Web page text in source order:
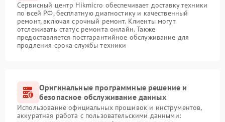
Сервисный центр Hikmicro обеспечивает доставку техники
по всей РФ, бесплатную диагностику и качественный
ремонт, включая срочный ремонт. Клиенты могут
отслеживать статус ремонта онлайн. Также
предоставляется постгарантийное обслуживание для
продления срока службы техники
Оригинальные программные решение и
безопасное обслуживание данных
Использование официальных прошивок и инструментов,
аккуратная работа с пользовательскими данными: